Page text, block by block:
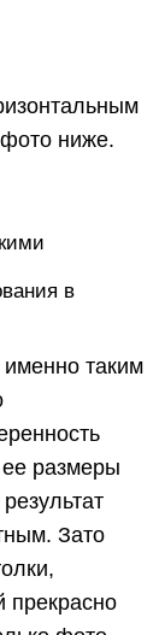
Зато
фото,